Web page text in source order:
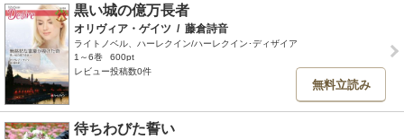
黒い城の億万長者
オリヴィア・ゲイツ / 藤倉詩音
ライトノベル、ハーレクイン/ハーレクイン･ディザイア
1～6巻
600pt
レビュー投稿数0件
無料立読み
待ちわびた誓い